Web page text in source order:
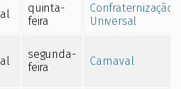
quinta-
feira
Confraternização
Universal
segunda-
feira
Carnaval